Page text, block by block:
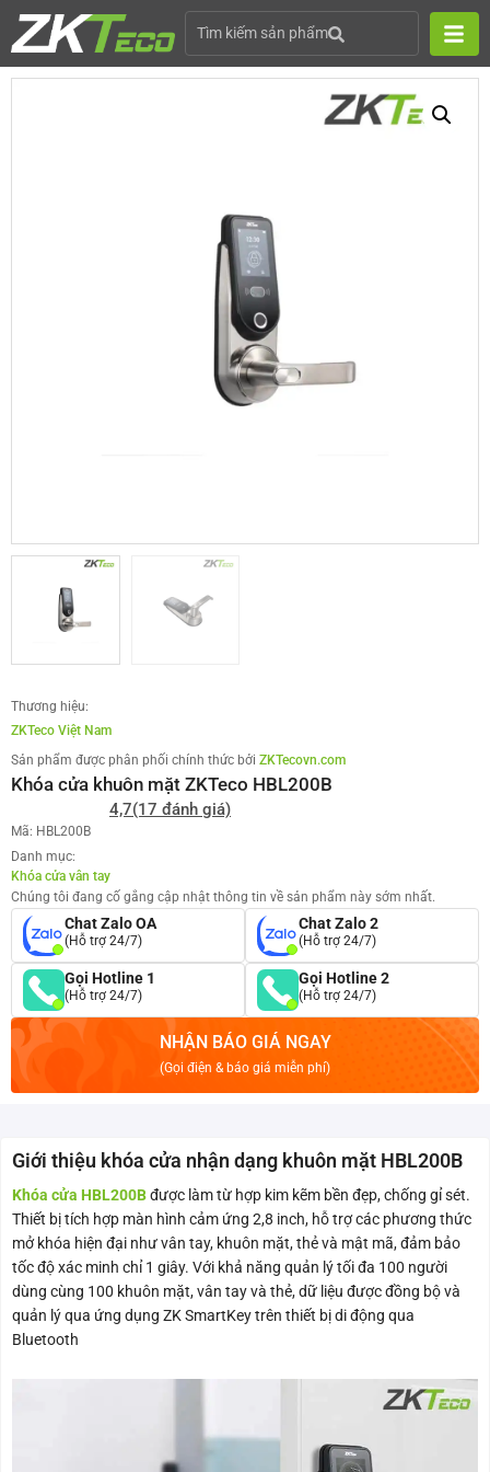
Tìm kiếm sản phẩm
Thương hiệu:
ZKTeco Việt Nam
Sản phẩm được phân phối chính thức bởi ZKTecovn.com
Khóa cửa khuôn mặt ZKTeco HBL200B
4,7(17 đánh giá)
Mã: HBL200B
Danh mục:
Khóa cửa vân tay
Chúng tôi đang cố gắng cập nhật thông tin về sản phẩm này sớm nhất.
Chat Zalo OA
(Hỗ trợ 24/7)
Chat Zalo 2
(Hỗ trợ 24/7)
Gọi Hotline 1
(Hỗ trợ 24/7)
Gọi Hotline 2
(Hỗ trợ 24/7)
NHẬN BÁO GIÁ NGAY
(Gọi điện & báo giá miễn phí)
Giới thiệu khóa cửa nhận dạng khuôn mặt HBL200B
Khóa cửa HBL200Bđược làm từ hợp kim kẽm bền đẹp, chống gỉ sét.
Thiết bị tích hợp màn hình cảm ứng 2,8 inch, hỗ trợ các phương thức
mở khóa hiện đại như vân tay, khuôn mặt, thẻ và mật mã, đảm bảo
tốc độ xác minh chỉ 1 giây. Với khả năng quản lý tối đa 100 người
dùng cùng 100 khuôn mặt, vân tay và thẻ, dữ liệu được đồng bộ và
quản lý qua ứng dụng ZK SmartKey trên thiết bị di động qua
Bluetooth